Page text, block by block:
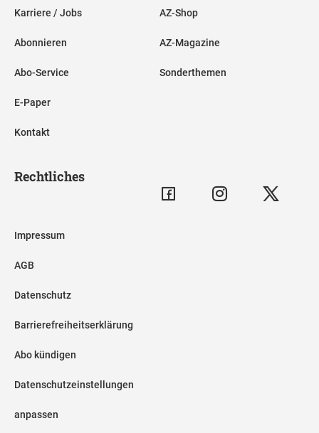
Karriere / Jobs
Abonnieren
Abo-Service
E-Paper
Kontakt
AZ-Shop
AZ-Magazine
Sonderthemen
Rechtliches
Impressum
AGB
Datenschutz
Barrierefreiheitserklärung
Abo kündigen
Datenschutzeinstellungen
anpassen